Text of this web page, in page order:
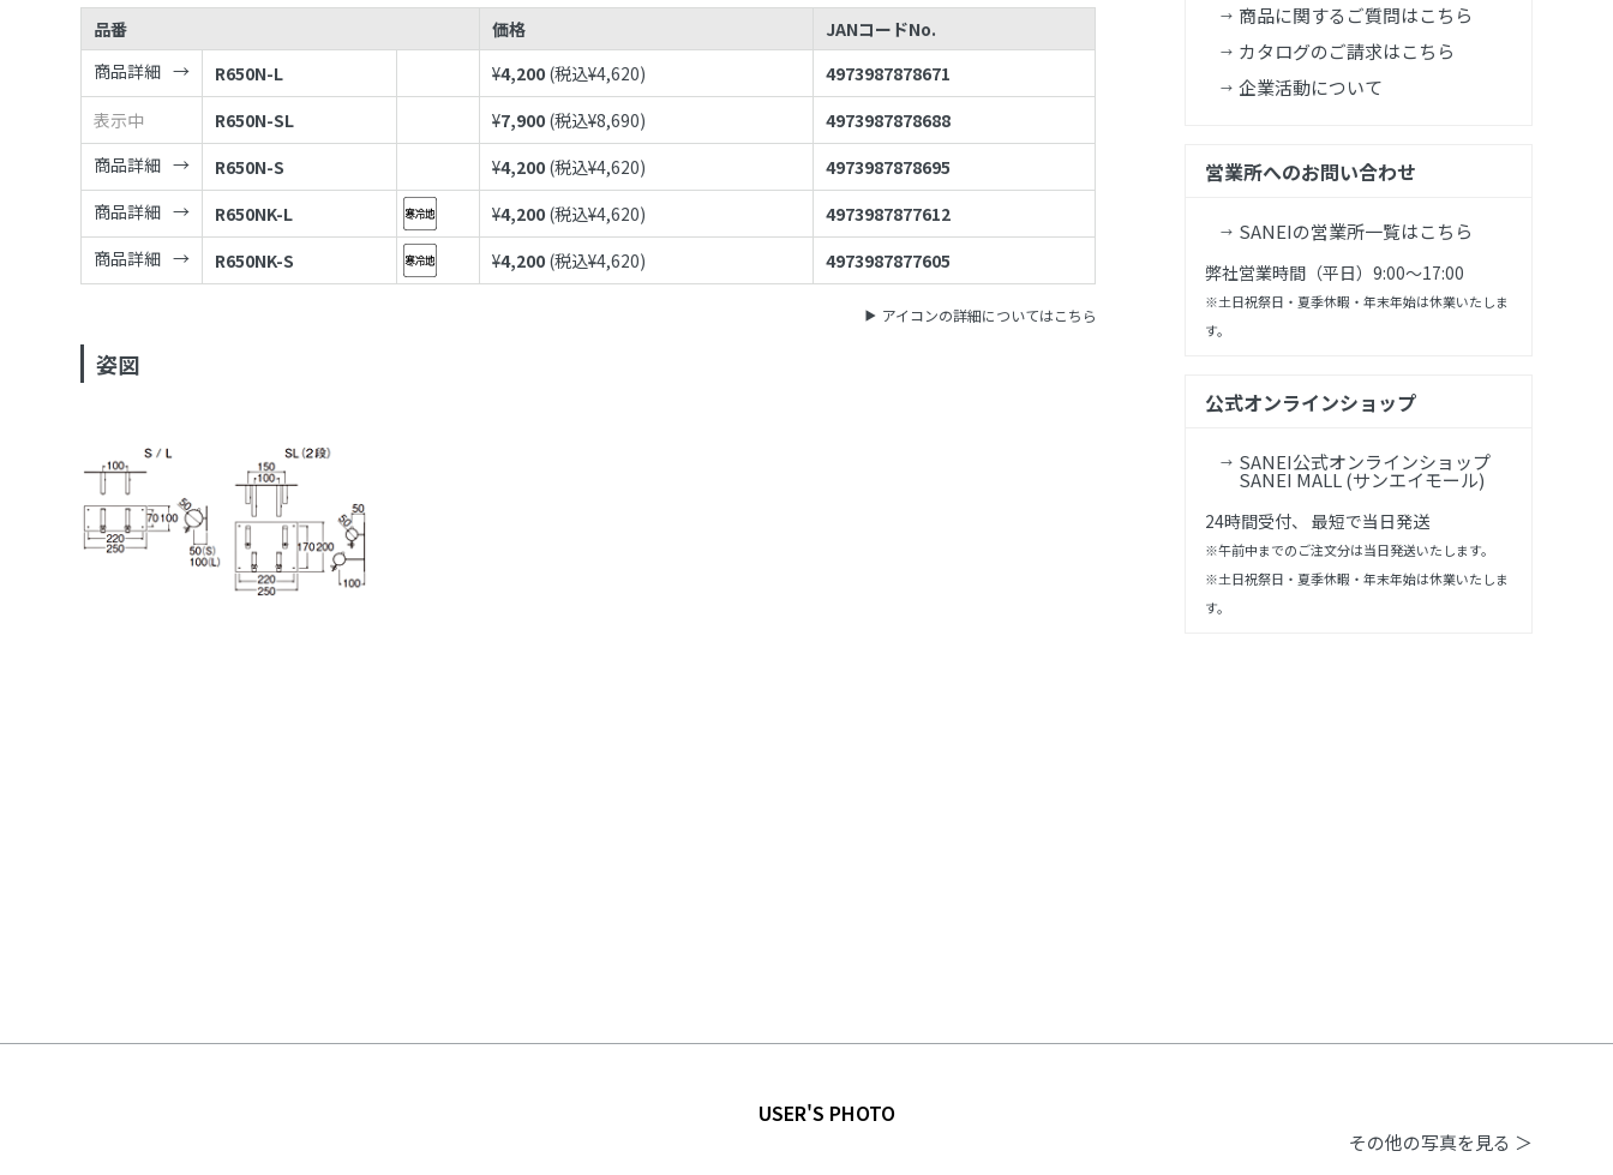
品番 価格
JANコードNo.
商品詳細
R650N-L ¥4,200 (税込¥4,620)
4973987878671
表示中
R650N-SL ¥7,900 (税込¥8,690)
4973987878688
商品詳細
R650N-S ¥4,200 (税込¥4,620)
4973987878695
商品詳細
R650NK-L ¥4,200 (税込¥4,620)
4973987877612
商品詳細
R650NK-S ¥4,200 (税込¥4,620) 4973987877605
アイコンの詳細についてはこちら
姿図
商品に関するご質問はこちら
カタログのご請求はこちら
企業活動について
営業所へのお問い合わせ
SANEIの営業所一覧はこちら
弊社営業時間（平日）9:00～17:00
※土日祝祭日・夏季休暇・年末年始は休業いたしま
す。
公式オンラインショップ
SANEI公式オンラインショップ
SANEI MALL (サンエイモール)
24時間受付、 最短で当日発送
※午前中までのご注文分は当日発送いたします。
※土日祝祭日・夏季休暇・年末年始は休業いたしま
す。
USER'S PHOTO
その他の写真を見る ＞